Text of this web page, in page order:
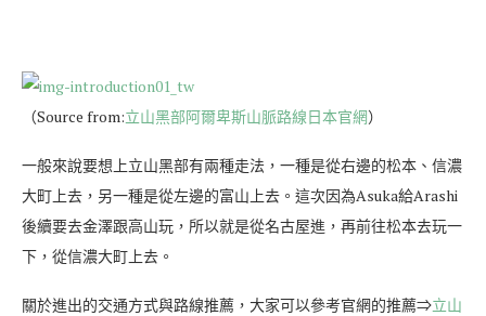
（Source from:立山黑部阿爾卑斯山脈路線日本官網）
一般來說要想上立山黑部有兩種走法，一種是從右邊的松本、信濃
大町上去，另一種是從左邊的富山上去。這次因為Asuka給Arashi
後續要去金澤跟高山玩，所以就是從名古屋進，再前往松本去玩一
下，從信濃大町上去。
關於進出的交通方式與路線推薦，大家可以參考官網的推薦⇒立山